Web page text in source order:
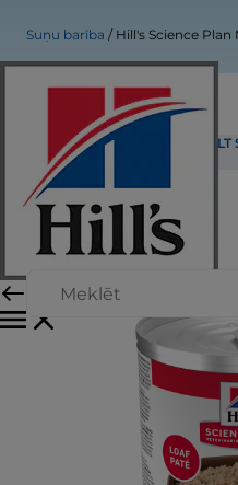
Suņu barība Hill's Science Plan
Hill's Science Plan MATURE